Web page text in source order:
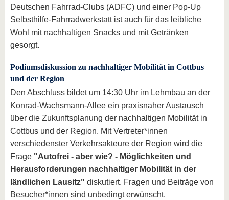
Deutschen Fahrrad-Clubs (ADFC) und einer Pop-Up
Selbsthilfe-Fahrradwerkstatt ist auch für das leibliche
Wohl mit nachhaltigen Snacks und mit Getränken
gesorgt.
Podiumsdiskussion zu nachhaltiger Mobilität in Cottbus
und der Region
Den Abschluss bildet um 14:30 Uhr im Lehmbau an der
Konrad-Wachsmann-Allee ein praxisnaher Austausch
über die Zukunftsplanung der nachhaltigen Mobilität in
Cottbus und der Region. Mit Vertreter*innen
verschiedenster Verkehrsakteure der Region wird die
Frage "Autofrei - aber wie? - Möglichkeiten und
Herausforderungen nachhaltiger Mobilität in der
ländlichen Lausitz" diskutiert. Fragen und Beiträge von
Besucher*innen sind unbedingt erwünscht.